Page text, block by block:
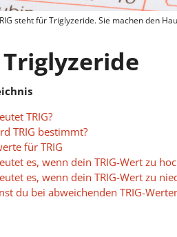
steht für Triglyzeride. Sie machen den
Triglyzeride
TRIG?
TRIG bestimmt?
für TRIG
es, wenn dein TRIG-Wert zu
es, wenn dein TRIG-Wert zu
du bei abweichenden TRIG-